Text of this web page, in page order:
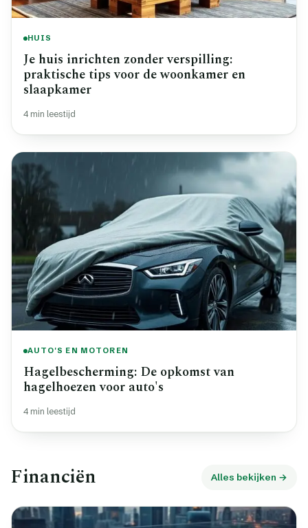
HUIS
Je huis inrichten zonder verspilling:
praktische tips voor de woonkamer en
slaapkamer
4 min leestijd
AUTO'S EN MOTOREN
Hagelbescherming: De opkomst van
hagelhoezen voor auto's
4 min leestijd
Financiën Alles bekijken →